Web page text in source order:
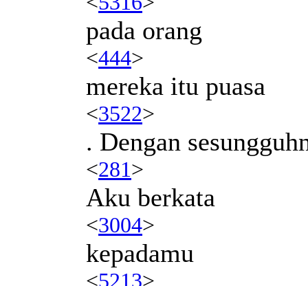
pada orang
<444>
mereka itu puasa
<3522>
. Dengan
<281>
Aku berkata
<3004>
kepadamu
<5213>